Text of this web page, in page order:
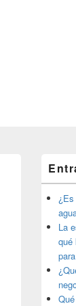
área
de
widget
barra
lateral
primaria
La
qué